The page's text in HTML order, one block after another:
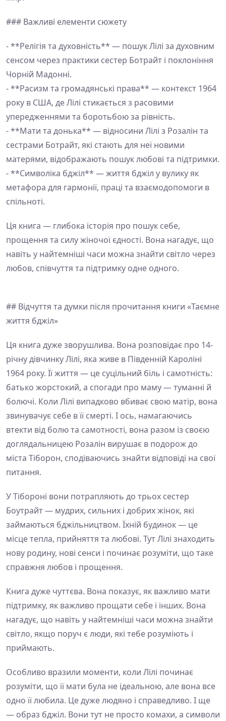
### Важливі елементи сюжету
- **Релігія та духовність** — пошук Лілі за духовним
сенсом через практики сестер Ботрайт і поклоніння
Чорній Мадонні.
- **Расизм та громадянські права** — контекст 1964
року в США, де Лілі стикається з расовими
упередженнями та боротьбою за рівність.
- **Мати та донька** — відносини Лілі з Розалін та
сестрами Ботрайт, які стають для неї новими
матерями, відображають пошук любові та підтримки.
- **Символіка бджіл** — життя бджіл у вулику як
метафора для гармонії, праці та взаємодопомоги в
спільноті.
Ця книга — глибока історія про пошук себе,
прощення та силу жіночої єдності. Вона нагадує, що
навіть у найтемніші часи можна знайти світло через
любов, співчуття та підтримку одне одного.
## Відчуття та думки після прочитання книги «Таємне
життя бджіл»
Ця книга дуже зворушлива. Вона розповідає про 14-
річну дівчинку Лілі, яка живе в Південній Кароліні
1964 року. Її життя — це суцільний біль і самотність:
батько жорстокий, а спогади про маму — туманні й
болючі. Коли Лілі випадково вбиває свою матір, вона
звинувачує себе в її смерті. І ось, намагаючись
втекти від болю та самотності, вона разом із своєю
доглядальницею Розалін вирушає в подорож до
міста Тіборон, сподіваючись знайти відповіді на свої
питання.
У Тібороні вони потрапляють до трьох сестер
Боутрайт — мудрих, сильних і добрих жінок, які
займаються бджільництвом. Їхній будинок — це
місце тепла, прийняття та любові. Тут Лілі знаходить
нову родину, нові сенси і починає розуміти, що таке
справжня любов і прощення.
Книга дуже чуттєва. Вона показує, як важливо мати
підтримку, як важливо прощати себе і інших. Вона
нагадує, що навіть у найтемніші часи можна знайти
світло, якщо поруч є люди, які тебе розуміють і
приймають.
Особливо вразили моменти, коли Лілі починає
розуміти, що її мати була не ідеальною, але вона все
одно її любила. Це дуже людяно і справедливо. І ще
— образ бджіл. Вони тут не просто комахи, а символи